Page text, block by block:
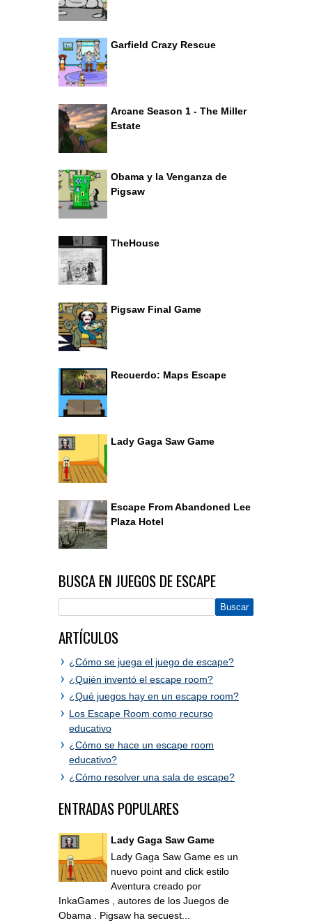
Garfield Crazy Rescue
Arcane Season 1 - The Miller
Estate
Obama y la Venganza de
Pigsaw
TheHouse
Pigsaw Final Game
Recuerdo: Maps Escape
Lady Gaga Saw Game
Escape From Abandoned Lee
Plaza Hotel
BUSCA EN JUEGOS DE ESCAPE
ARTÍCULOS
¿Cómo se juega el juego de escape?
¿Quién inventó el escape room?
¿Qué juegos hay en un escape room?
Los Escape Room como recurso
educativo
¿Cómo se hace un escape room
educativo?
¿Cómo resolver una sala de escape?
ENTRADAS POPULARES
Lady Gaga Saw Game
Lady Gaga Saw Game es un
nuevo point and click estilo
Aventura creado por
InkaGames , autores de los Juegos de
Obama . Pigsaw ha secuest...